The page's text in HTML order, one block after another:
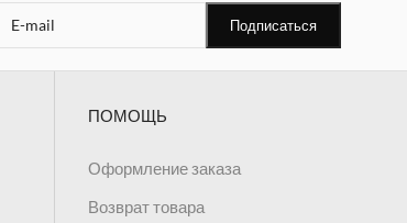
ПОМОЩЬ
Оформление заказа
Возврат товара